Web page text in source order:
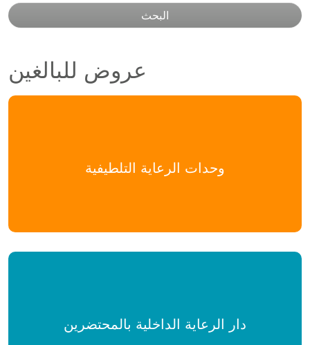
البحث
عروض للبالغين
وحدات الرعاية التلطيفية
دار الرعاية الداخلية بالمحتضرين